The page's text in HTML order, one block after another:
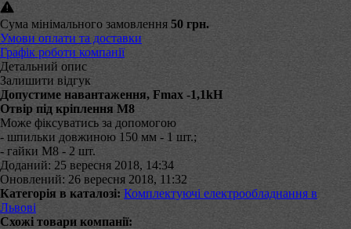
Сума мінімального замовлення 50 грн.
Умови оплати та доставки
Графік роботи компанії
Детальний опис
Залишити відгук
Допустиме навантаження, Fmax -1,1kH
Отвір під кріплення М8
Може фіксуватись за допомогою
- шпильки довжиною 150 мм - 1 шт.;
- гайки М8 - 2 шт.
Доданий: 25 вересня 2018, 14:34
Оновлений: 26 вересня 2018, 11:32
Категорія в каталозі: Комплектуючі електрообладнання в
Львові
Схожі товари компанії: